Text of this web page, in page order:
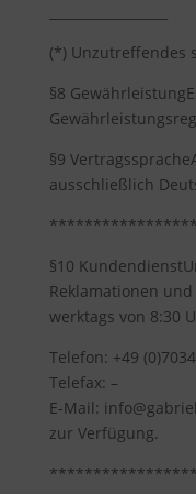
(*) Unzutreffendes
§8
§9
ausschließlich
§10
Reklamationen
werktags von 8:30
Telefon: +49
Telefax: –
E-Mail:
zur Verfügung.